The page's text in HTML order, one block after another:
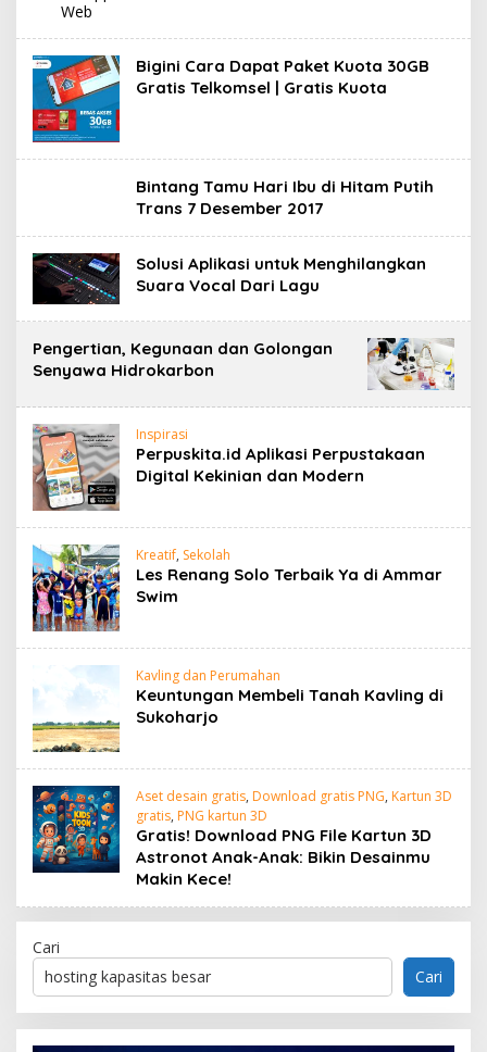
Bigini Cara Dapat Paket Kuota 30GB
Gratis Telkomsel | Gratis Kuota
Bintang Tamu Hari Ibu di Hitam Putih
Trans 7 Desember 2017
Solusi Aplikasi untuk Menghilangkan
Suara Vocal Dari Lagu
Pengertian, Kegunaan dan Golongan
Senyawa Hidrokarbon
Inspirasi
Perpuskita.id Aplikasi Perpustakaan
Digital Kekinian dan Modern
Kreatif, Sekolah
Les Renang Solo Terbaik Ya di Ammar
Swim
Kavling dan Perumahan
Keuntungan Membeli Tanah Kavling di
Sukoharjo
Aset desain gratis, Download gratis PNG, Kartun 3D
gratis, PNG kartun 3D
Gratis! Download PNG File Kartun 3D
Astronot Anak-Anak: Bikin Desainmu
Makin Kece!
Cari
Cari